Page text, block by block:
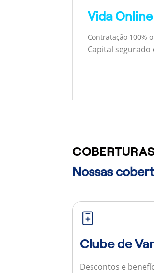
Vida Online
Contratação 100%
Capital segurado
Nossas
Clube de
Descontos e